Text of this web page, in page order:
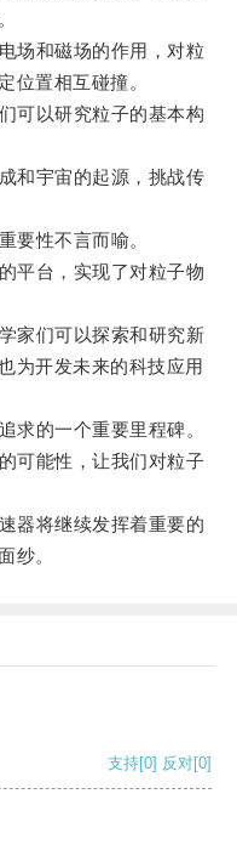
和磁场的作用，对粒
位置相互碰撞。
以研究粒子的基本构
宇宙的起源，挑战传
性不言而喻。
台，实现了对粒子物
们可以探索和研究新
为开发未来的科技应用
的一个重要里程碑。
能性，让我们对粒子
将继续发挥着重要的
纱。
支持[0] 反对[0]